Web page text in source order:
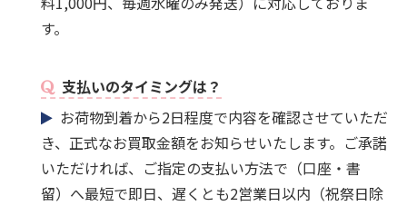
す。
支払いのタイミングは？
お荷物到着から2日程度で内容を確認させていただ
き、正式なお買取金額をお知らせいたします。ご承諾
いただければ、ご指定の支払い方法で（口座・書
留）へ最短で即日、遅くとも2営業日以内（祝祭日除